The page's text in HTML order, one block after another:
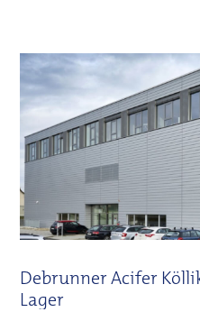
Debrunner Acifer
Lager